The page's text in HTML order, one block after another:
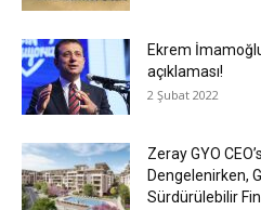
Ekrem
açıklaması!
2 Şubat 2022
Zeray GYO
Dengelenirken,
Sürdürülebilir